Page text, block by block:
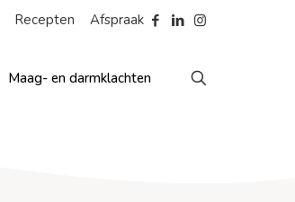
Recepten Afspraak
Maag- en darmklachten